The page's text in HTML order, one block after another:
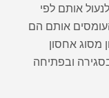
אותם לפי
אותם הם
מסוג אחסון
ובפתיחה